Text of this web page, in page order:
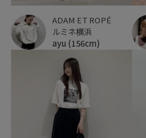
ADAM ET ROPÉ
ルミネ横浜
ayu (156cm)